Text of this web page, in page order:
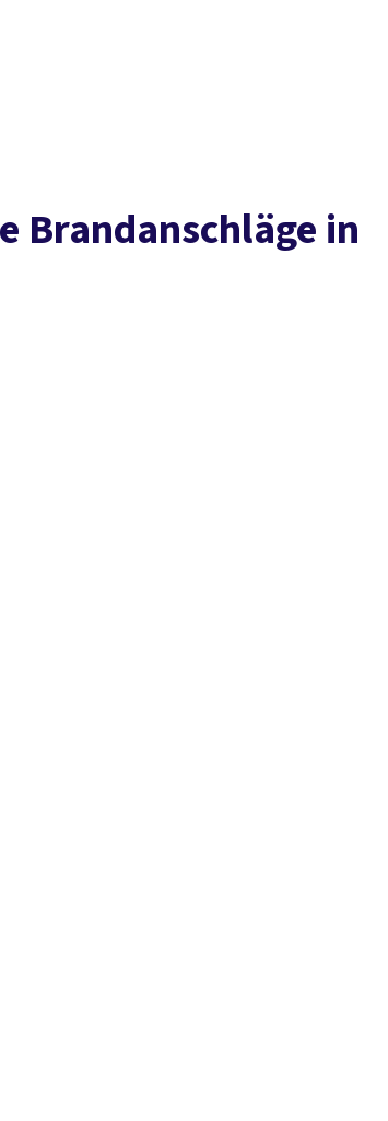
Brandanschläge in